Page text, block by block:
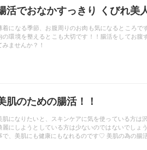
活でおなかすっきり くびれ美
着になる季節、お腹周りのお肉も気になるところで
の環境を整えるとこも大切です！！腸活をしてお腹
みませんか？！
肌のための腸活！！
肌になりたいと、スキンケアに気を使っている方は
麗にしようとしている方は少ないのではないでしょ
で、美肌にも健康にもなれるのです♡ 美肌の為の腸